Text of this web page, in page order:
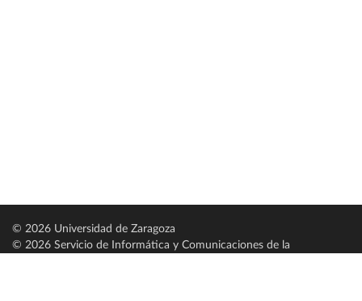
© 2026 Universidad de Zaragoza
© 2026 Servicio de Informática y Comunicaciones de la